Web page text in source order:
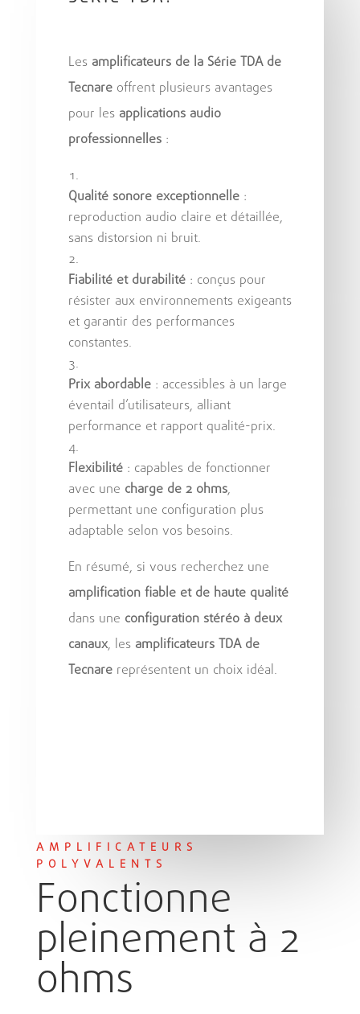
Les amplificateurs de la Série TDA de
Tecnareoffrent plusieurs avantages
pour les applications audio
professionnelles:
Qualité sonore exceptionnelle:
reproduction audio claire et détaillée,
sans distorsion ni bruit.
Fiabilité et durabilité: conçus pour
résister aux environnements exigeants
et garantir des performances
constantes.
Prix abordable: accessibles à un large
éventail d’utilisateurs, alliant
performance et rapport qualité-prix.
Flexibilité: capables de fonctionner
avec une charge de 2 ohms,
permettant une configuration plus
adaptable selon vos besoins.
En résumé, si vous recherchez une
amplification fiable et de haute qualité
dans une configuration stéréo à deux
canaux, les amplificateurs TDA de
Tecnarereprésentent un choix idéal.
AMPLIFICATEURS
POLYVALENTS
Fonctionne
pleinement à 2
ohms